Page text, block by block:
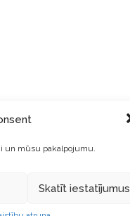
un mūsu pakalpojumu.
Skatīt iestatījumus